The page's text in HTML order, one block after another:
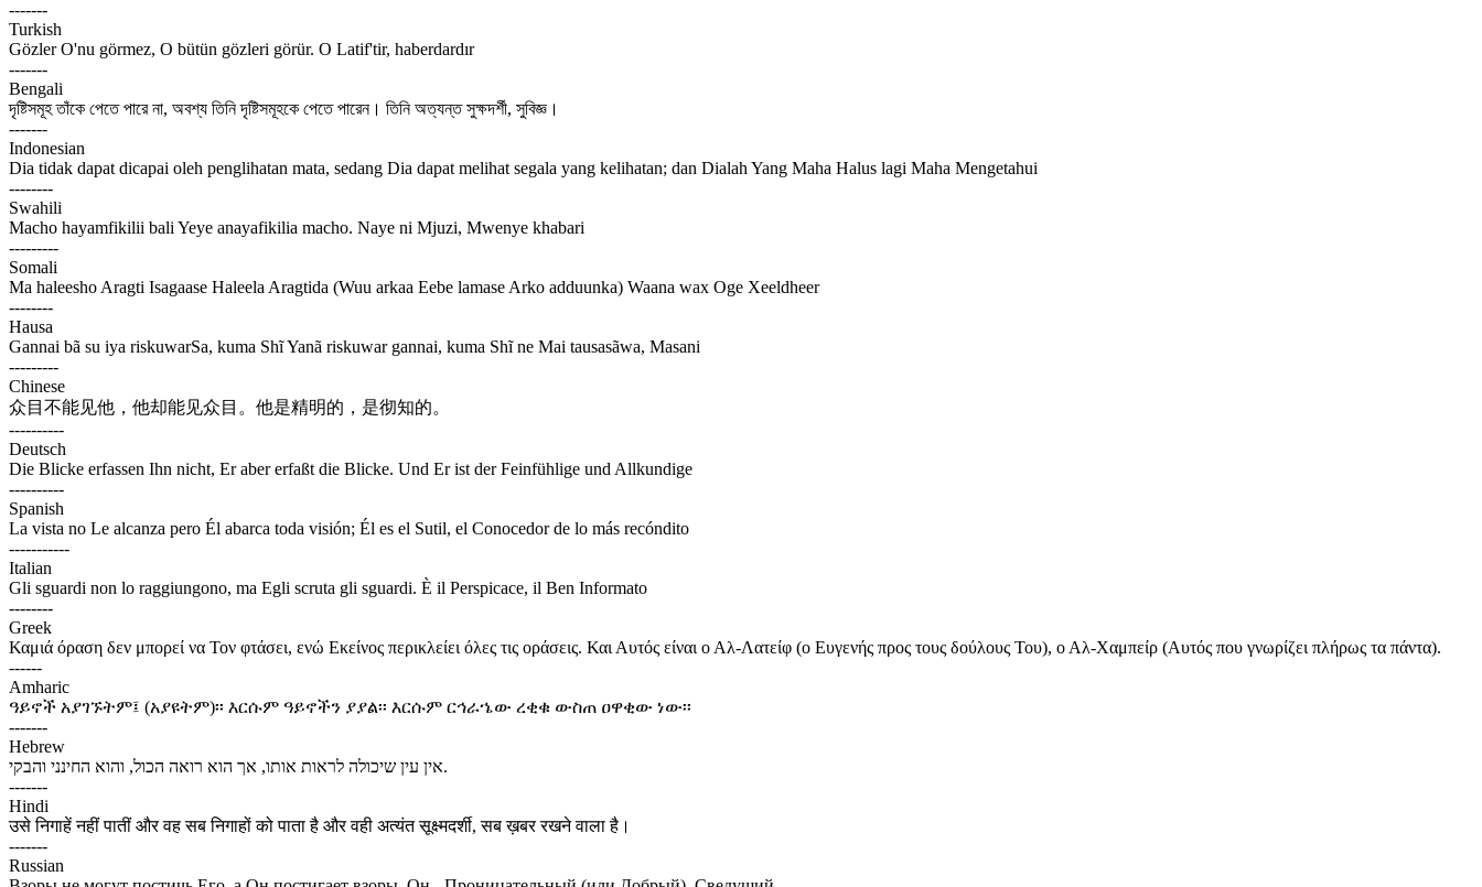
-------
Turkish
Gözler O'nu görmez, O bütün gözleri görür. O Latif'tir, haberdardır
-------
Bengali
দৃষ্টিসমূহ তাঁকে পেতে পারে না, অবশ্য তিনি দৃষ্টিসমূহকে পেতে পারেন। তিনি অত্যন্ত সুক্ষদর্শী, সুবিজ্ঞ।
-------
Indonesian
Dia tidak dapat dicapai oleh penglihatan mata, sedang Dia dapat melihat segala yang kelihatan; dan Dialah Yang Maha Halus lagi Maha Mengetahui
--------
Swahili
Macho hayamfikilii bali Yeye anayafikilia macho. Naye ni Mjuzi, Mwenye khabari
---------
Somali
Ma haleesho Aragti Isagaase Haleela Aragtida (Wuu arkaa Eebe lamase Arko adduunka) Waana wax Oge Xeeldheer
--------
Hausa
Gannai bã su iya riskuwarSa, kuma Shĩ Yanã riskuwar gannai, kuma Shĩ ne Mai tausasãwa, Masani
---------
Chinese
众目不能见他，他却能见众目。他是精明的，是彻知的。
----------
Deutsch
Die Blicke erfassen Ihn nicht, Er aber erfaßt die Blicke. Und Er ist der Feinfühlige und Allkundige
----------
Spanish
La vista no Le alcanza pero Él abarca toda visión; Él es el Sutil, el Conocedor de lo más recóndito
-----------
Italian
Gli sguardi non lo raggiungono, ma Egli scruta gli sguardi. È il Perspicace, il Ben Informato
--------
Greek
Καμιά όραση δεν μπορεί να Τον φτάσει, ενώ Εκείνος περικλείει όλες τις οράσεις. Και Αυτός είναι ο Αλ-Λατείφ (ο Ευγενής προς τους δούλους Του), ο Αλ-Χαμπείρ (Αυτός που γνωρίζει πλήρως τα πάντα).
------
Amharic
ዓይኖች አያገኙትም፤ (አያዩትም)፡፡ እርሱም ዓይኖችን ያያል፡፡ እርሱም ርኅራኄው ረቂቁ ውስጠ ዐዋቂው ነው፡፡
-------
Hebrew
אין עין שיכולה לראות אותו, אך הוא רואה הכול, והוא החינני והבקי.
-------
Hindi
उसे निगाहें नहीं पातीं और वह सब निगाहों को पाता है और वही अत्यंत सूक्ष्मदर्शी, सब ख़बर रखने वाला है।
-------
Russian